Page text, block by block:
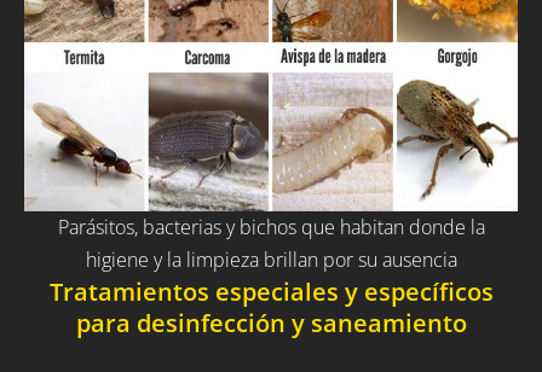
Parásitos, bacterias y bichos que habitan donde la
higiene y la limpieza brillan por su ausencia
Tratamientos especiales y específicos
para desinfección y saneamiento